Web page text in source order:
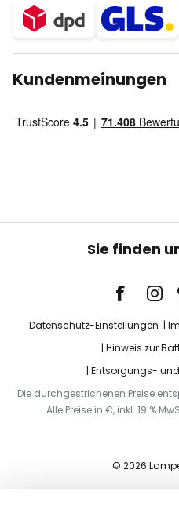
Kundenmeinungen
Sie finden
Datenschutz-Einstellungen
Hinweis zur
Entsorgungs-
Die durchgestrichenen Preise
Alle Preise in €, inkl. 19 %
© 2026